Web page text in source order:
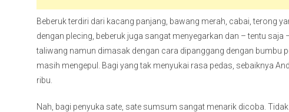
Beberuk terdiri dari kacang panjang, bawang merah, cabai, terong
dengan plecing, beberuk juga sangat menyegarkan dan – tentu
taliwang namun dimasak dengan cara dipanggang dengan bumbu
masih mengepul. Bagi yang tak menyukai rasa pedas, sebaiknya
ribu.
Nah, bagi penyuka sate, sate sumsum sangat menarik dicoba.